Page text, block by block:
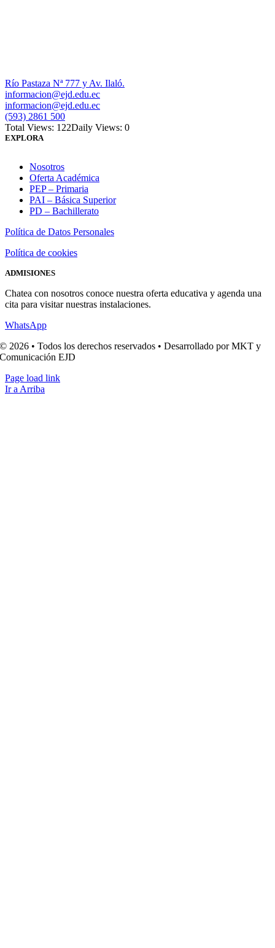
Río Pastaza Nª 777 y Av. Ilaló.
informacion@ejd.edu.ec
informacion@ejd.edu.ec
(593) 2861 500
Total Views: 122Daily Views: 0
EXPLORA
Nosotros
Oferta Académica
PEP – Primaria
PAI – Básica Superior
PD – Bachillerato
Política de Datos Personales
Política de cookies
ADMISIONES
Chatea con nosotros conoce nuestra oferta educativa y agenda una
cita para visitar nuestras instalaciones.
WhatsApp
© 2026 • Todos los derechos reservados • Desarrollado por MKT y
Comunicación EJD
Page load link
Ir a Arriba